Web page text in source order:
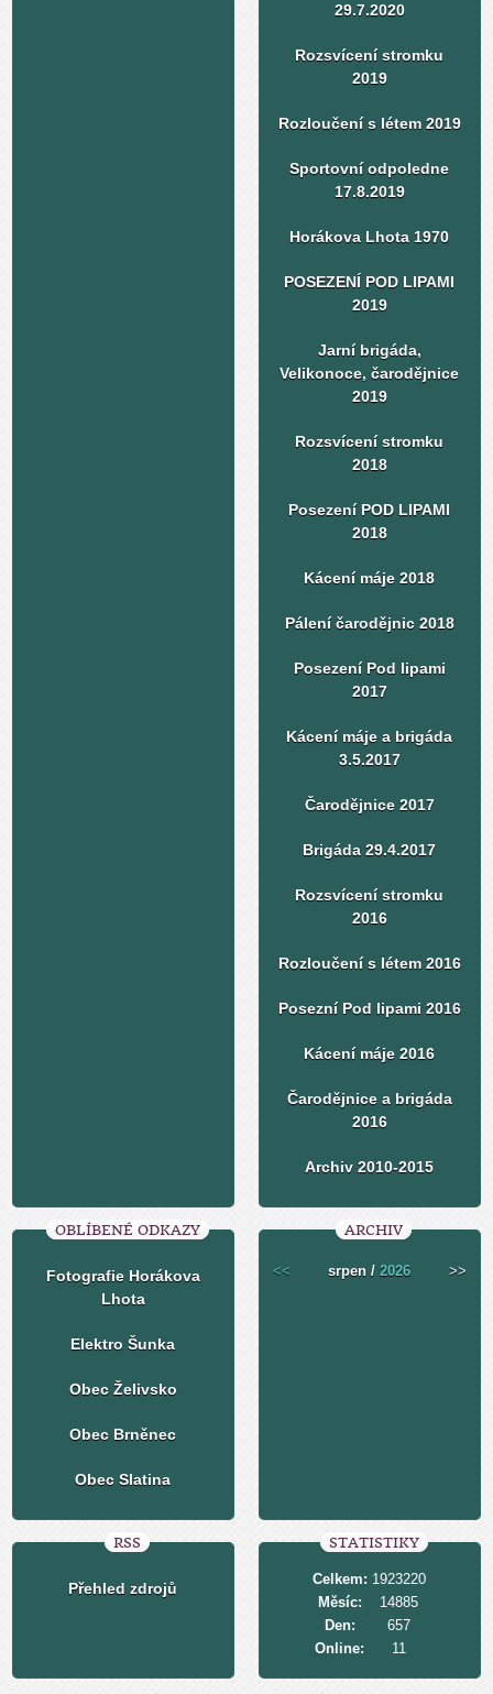
29.7.2020
Rozsvícení stromku
2019
Rozloučení s létem 2019
Sportovní odpoledne
17.8.2019
Horákova Lhota 1970
POSEZENÍ POD LIPAMI
2019
Jarní brigáda,
Velikonoce, čarodějnice
2019
Rozsvícení stromku
2018
Posezení POD LIPAMI
2018
Kácení máje 2018
Pálení čarodějnic 2018
Posezení Pod lipami
2017
Kácení máje a brigáda
3.5.2017
Čarodějnice 2017
Brigáda 29.4.2017
Rozsvícení stromku
2016
Rozloučení s létem 2016
Posezní Pod lipami 2016
Kácení máje 2016
Čarodějnice a brigáda
2016
Archiv 2010-2015
OBLÍBENÉ ODKAZY
Fotografie Horákova
Lhota
Elektro Šunka
Obec Želivsko
Obec Brněnec
Obec Slatina
ARCHIV
<< srpen /2026 >>
RSS
Přehled zdrojů
STATISTIKY
Online: 11
Celkem: 1923220
Měsíc:
14885
Den:
657